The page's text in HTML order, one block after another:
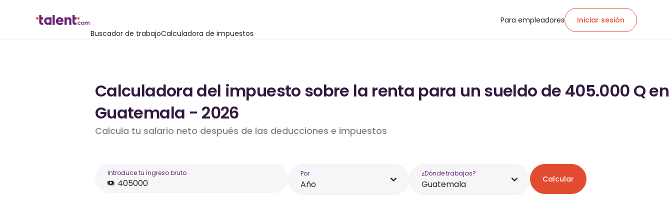
Buscador de trabajoCalculadora de impuestos
Para empleadores Iniciar sesión
Calculadora del impuesto sobre la renta para un sueldo de 405.000 Q en
Guatemala - 2026
Calcula tu salario neto después de las deducciones e impuestos
Introduce tu ingreso bruto Por
Año
¿Dónde trabajas?
Guatemala Calcular